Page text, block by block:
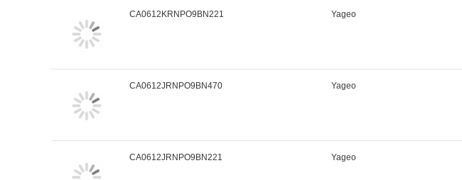
CA0612KRNPO9BN221 Yageo
CA0612JRNPO9BN470 Yageo
CA0612JRNPO9BN221 Yageo